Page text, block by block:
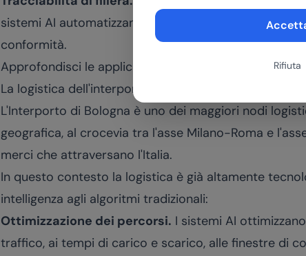
Rifiuta
sistemi AI automatizzano la raccolta e la gestione
conformità.
Approfondisci le applicazioni AI nel settore
La logistica dell'interporto bolognese
L'Interporto di Bologna è uno dei maggiori nodi
geografica, al crocevia tra l'asse Milano-Roma e
merci che attraversano l'Italia.
In questo contesto la logistica è già altamente
intelligenza agli algoritmi tradizionali:
Ottimizzazione dei percorsi. I sistemi AI
traffico, ai tempi di carico e scarico, alle finestre di